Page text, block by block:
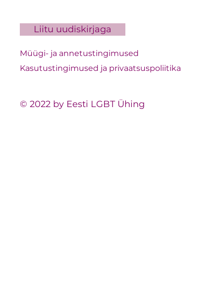
Liitu uudiskirjaga
Müügi- ja annetustingimused
Kasutustingimused ja privaatsuspoliitika
© 2022 by Eesti LGBT Ühing